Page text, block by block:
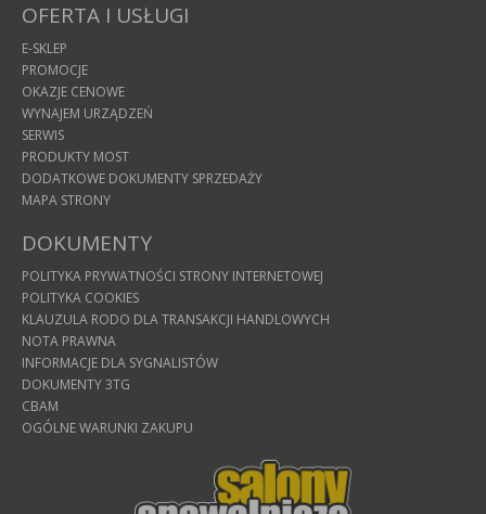
OFERTA I USŁUGI
E-SKLEP
PROMOCJE
OKAZJE CENOWE
WYNAJEM URZĄDZEŃ
SERWIS
PRODUKTY MOST
DODATKOWE DOKUMENTY SPRZEDAŻY
MAPA STRONY
DOKUMENTY
POLITYKA PRYWATNOŚCI STRONY INTERNETOWEJ
POLITYKA COOKIES
KLAUZULA RODO DLA TRANSAKCJI HANDLOWYCH
NOTA PRAWNA
INFORMACJE DLA SYGNALISTÓW
DOKUMENTY 3TG
CBAM
OGÓLNE WARUNKI ZAKUPU